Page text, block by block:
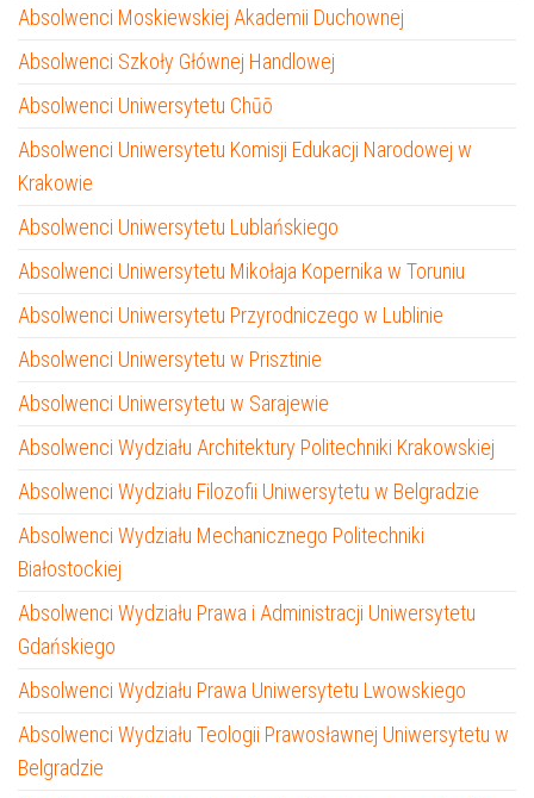
Absolwenci Moskiewskiej Akademii Duchownej
Absolwenci Szkoły Głównej Handlowej
Absolwenci Uniwersytetu Chūō
Absolwenci Uniwersytetu Komisji Edukacji Narodowej w
Krakowie
Absolwenci Uniwersytetu Lublańskiego
Absolwenci Uniwersytetu Mikołaja Kopernika w Toruniu
Absolwenci Uniwersytetu Przyrodniczego w Lublinie
Absolwenci Uniwersytetu w Prisztinie
Absolwenci Uniwersytetu w Sarajewie
Absolwenci Wydziału Architektury Politechniki Krakowskiej
Absolwenci Wydziału Filozofii Uniwersytetu w Belgradzie
Absolwenci Wydziału Mechanicznego Politechniki
Białostockiej
Absolwenci Wydziału Prawa i Administracji Uniwersytetu
Gdańskiego
Absolwenci Wydziału Prawa Uniwersytetu Lwowskiego
Absolwenci Wydziału Teologii Prawosławnej Uniwersytetu w
Belgradzie